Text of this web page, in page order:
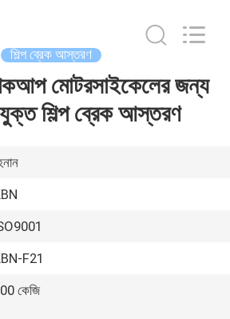
শিল্প ব্রেক আস্তরণ
মোটরসাইকেলের জন্য
শিল্প ব্রেক আস্তরণ
F21
কেজি